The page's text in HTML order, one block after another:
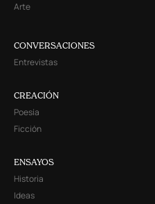
Arte
CONVERSACIONES
Entrevistas
CREACIÓN
Poesía
Ficción
ENSAYOS
Historia
Ideas